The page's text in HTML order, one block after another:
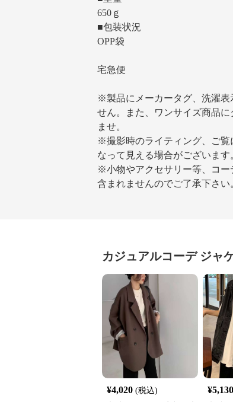
650ｇ
■包装状況
OPP袋
宅急便
※製品にメーカータグ、洗濯表
せん。また、ワンサイズ商品
ませ。
※撮影時のライティング、ご覧
なって見える場合がございます
※小物やアクセサリー等、コー
含まれませんのでご了承下さい
カジュアルコーデ ジャ
¥4,020 (税込)
¥5,130